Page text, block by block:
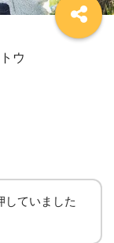
ウ
していました